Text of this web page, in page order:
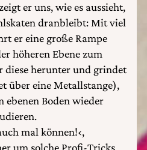
er uns, wie es aussieht,
dranbleibt: Mit viel
er eine große Rampe
höheren Ebene zum
diese herunter und grindet
über eine Metallstange),
Boden wieder
mal können!‹,
um solche Profi-Tricks